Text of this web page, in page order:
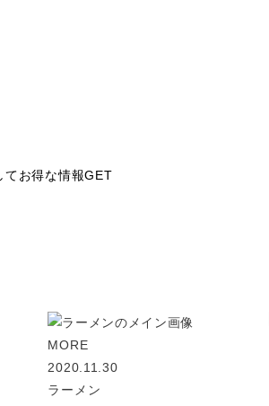
お得な情報GET
MORE
2020.11.30
ラーメン